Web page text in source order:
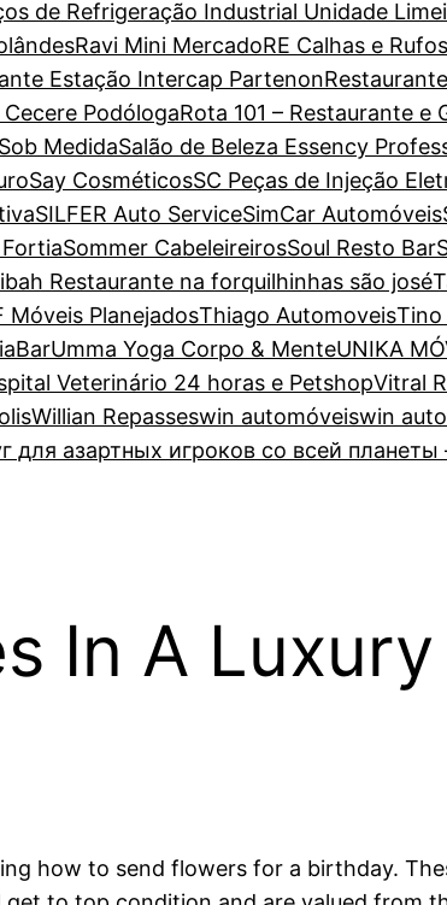
de Refrigeração Industrial Unidade
Ravi Mini MercadoRE Calhas e Rufos
Estação Intercap Partenon
Cecere PodólogaRota 101 – Restaurante e
MedidaSalão de Beleza Essency
Say CosméticosSC Peças de Injeção
SILFER Auto ServiceSimCar Automóveis
Sommer CabeleireirosSoul Resto Bar
Restaurante na forquilhinhas são josé
Móveis PlanejadosThiago Automoveis
Umma Yoga Corpo & MenteUNIKA
Veterinário 24 horas e PetshopVitral
Willian Repasseswin automóveiswin
для азартных игроков со всей
In A
how to send flowers for a birthday.